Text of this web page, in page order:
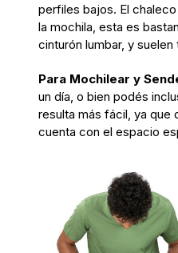
perfiles bajos. El
la mochila, esta es
cinturón lumbar, y
Para Mochilear y
un día, o bien podés
resulta más fácil, ya que
cuenta con el espacio